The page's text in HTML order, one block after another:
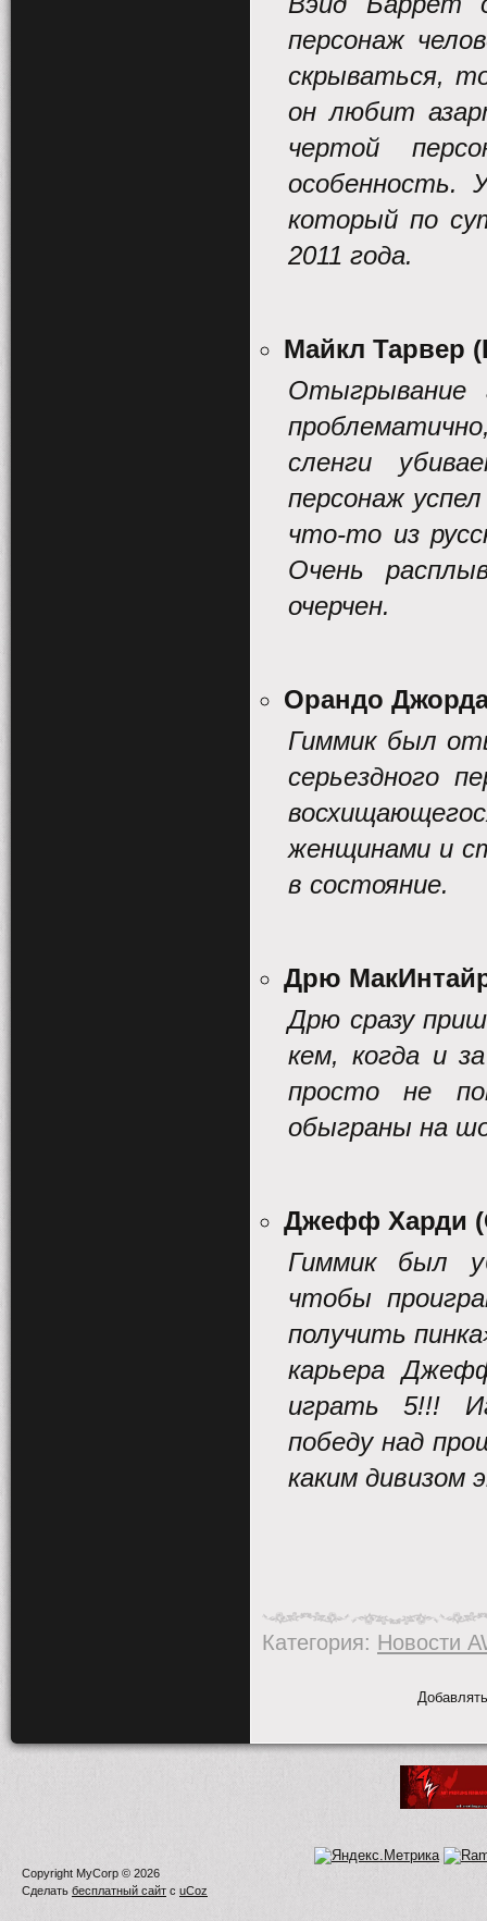
персонаж
скрываться,
он любит
чертой
особенность.
который по
2011 года.
Майкл Тарвер
Отыгрывание
сленги
персонаж
что-то из
Очень
очерчен.
Орандо
Гиммик был
серьездного
женщинами и
в состояние.
Дрю
Дрю сразу
кем, когда и
просто не
обыграны на
Джефф Харди
Гиммик был
чтобы
получить
карьера
играть 5!!!
победу над
каким дивизом
Категория: Новости
Copyright MyCorp © 2026
Сделать бесплатный сайт с uCoz